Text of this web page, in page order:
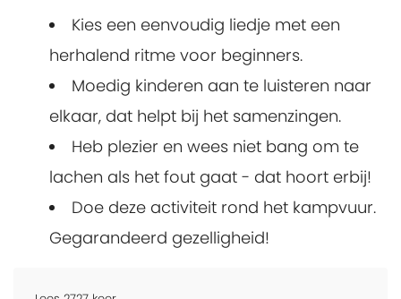
Kies een eenvoudig liedje met een
herhalend ritme voor beginners.
Moedig kinderen aan te luisteren naar
elkaar, dat helpt bij het samenzingen.
Heb plezier en wees niet bang om te
lachen als het fout gaat - dat hoort erbij!
Doe deze activiteit rond het kampvuur.
Gegarandeerd gezelligheid!